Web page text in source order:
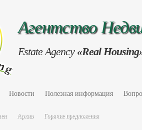
Агентство
Estate Agency «Real
Новости Полезная информация
Архив Горячие предложения